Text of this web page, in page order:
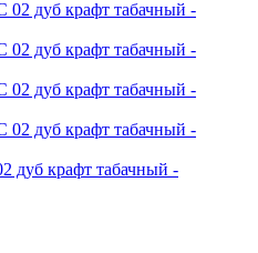
дуб крафт табачный -